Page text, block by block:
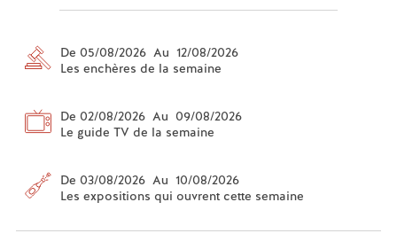
De 05/08/2026 Au 12/08/2026
Les enchères de la semaine
De 02/08/2026 Au 09/08/2026
Le guide TV de la semaine
De 03/08/2026 Au 10/08/2026
Les expositions qui ouvrent cette semaine